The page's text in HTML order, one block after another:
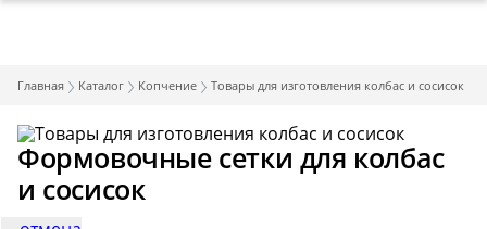
Главная Каталог Копчение Товары для изготовления колбас и сосисок
Формовочные сетки для колбас
и сосисок